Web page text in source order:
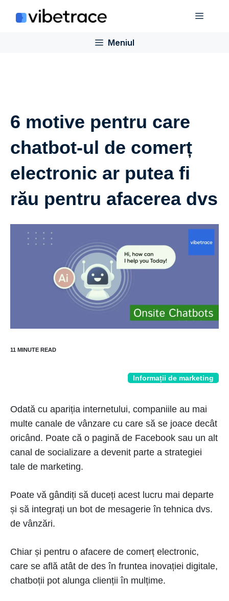
Meniul
6 motive pentru care
chatbot-ul de comerț
electronic ar putea fi
rău pentru afacerea dvs
Informații de marketing
Odată cu apariția internetului, companiile au mai
multe canale de vânzare cu care să se joace decât
oricând. Poate că o pagină de Facebook sau un alt
canal de socializare a devenit parte a strategiei
tale de marketing.
Poate vă gândiți să duceți acest lucru mai departe
și să integrați un bot de mesagerie în tehnica dvs.
de vânzări.
Chiar și pentru o afacere de comerț electronic,
care se află atât de des în fruntea inovației digitale,
chatboții pot alunga clienții în mulțime.